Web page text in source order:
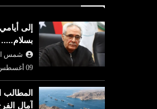
إلى
بسلام.....
شمس
09 أغسطس 2026
المطالب
آمالثقافة وفن